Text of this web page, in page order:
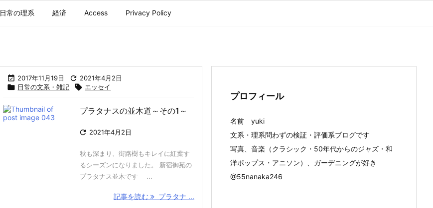
日常の理系 経済 Access Privacy Policy
 2017年11月19日  2021年4月2日
 日常の文系・雑記  エッセイ
プラタナスの並木道～その1～
 2021年4月2日
秋も深まり、街路樹もキレイに紅葉す
るシーズンになりました。 新宿御苑の
プラタナス並木です ...
記事を読む プラタナ ...
プロフィール
名前 yuki
文系・理系問わずの検証・評価系ブログです
写真、音楽（クラシック・50年代からのジャズ・和
洋ポップス・アニソン）、ガーデニングが好き
@55nanaka246